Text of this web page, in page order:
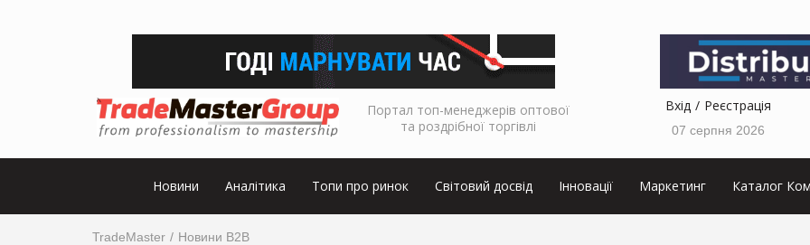
Портал топ-менеджерів оптової
та роздрібної торгівлі
Вхід Реєстрація
07 серпня 2026
Новини Аналітика Топи про ринок Світовий досвід Інновації Маркетинг Каталог
TradeMaster Новини B2B